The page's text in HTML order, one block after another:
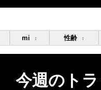
mi ↕ 性齢 ↕
今週のト